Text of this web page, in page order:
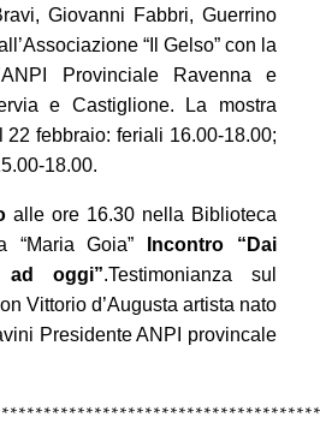
Giovanni Fabbri, Guerrino
“Il Gelso” con la
Provinciale Ravenna e
e Castiglione.
La mostra
22 febbraio:feriali 16.00-18.00;
18.00.
alle ore 16.30 nella Biblioteca
“Maria Goia”
Incontro “Dai
ad oggi”.Testimonianza sul
Vittorio d’Augusta artista nato
Presidente ANPI provincale